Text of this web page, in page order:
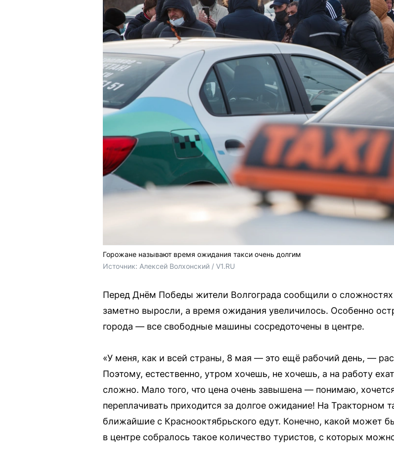
Горожане называют время ожидания такси очень долгим
Источник: Алексей Волхонский / V1.RU
Перед Днём Победы жители Волгограда сообщили о
заметно выросли, а время ожидания увеличилось. Особенно
города — все свободные машины сосредоточены в центре.
«У меня, как и всей страны, 8 мая — это ещё рабочий день, —
Поэтому, естественно, утром хочешь, не хочешь, а на работу
сложно. Мало того, что цена очень завышена — понимаю,
переплачивать приходится за долгое ожидание! На Тракторном
ближайшие с Краснооктябрьского едут. Конечно, какой может
в центре собралось такое количество туристов, с которых